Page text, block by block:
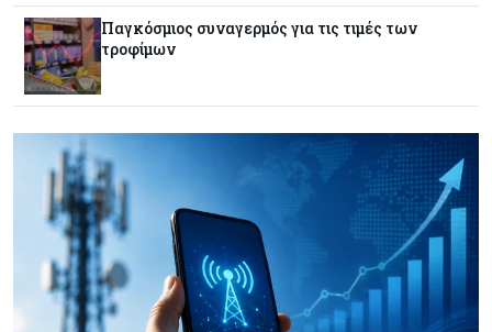
90/βαρέλι μέχρι να υπάρξουν εξελίξεις στη
Μέση Ανατολή
υπογράφουν συμφωνία για αμοιβαία άμυνα
Εμπορεύματα 07-08-2026
Πετρέλαιο: Πιάνει και πάλι τα 83 δολάρια το
Brent μετά το σχέδιο του Ιράν για τα Στενά του
Ορμούζ
Παγκόσμιος συναγερμός για τις τιμές των
τροφίμων